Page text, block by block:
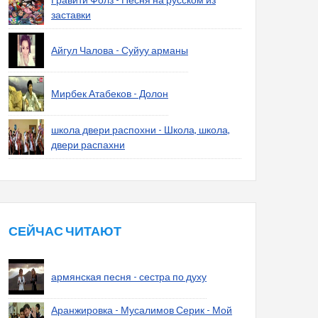
заставки
Айгул Чалова - Суйуу арманы
Мирбек Атабеков - Долон
школа двери распохни - Школа, школа,
двери распахни
СЕЙЧАС ЧИТАЮТ
армянская песня - сестра по духу
Аранжировка - Мусалимов Серик - Мой